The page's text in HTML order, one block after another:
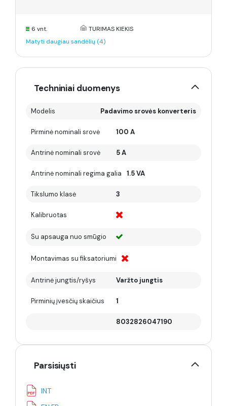
6 vnt.
TURIMAS KIEKIS
Matyti daugiau sandėlių (4)
Techniniai duomenys
Modelis Padavimo srovės konverteris
Pirminė nominali srovė 100 A
Antrinė nominali srovė 5 A
Antrinė nominali regima galia 1.5 VA
Tikslumo klasė 3
Kalibruotas
Su apsauga nuo smūgio
Montavimas su fiksatoriumi
Antrinė jungtis/ryšys Varžto jungtis
Pirminių įvesčių skaičius 1
8032826047190
Parsisiųsti
INT